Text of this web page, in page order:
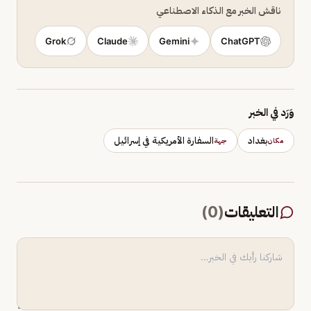
ناقش الخبر مع الذكاء الاصطناعي
ChatGPT
Gemini
Claude
Grok
وَرَد في الخبر
مكانبغداد جهةالسفارة الأمريكية في إسرائيل
التعليقات(
0
)